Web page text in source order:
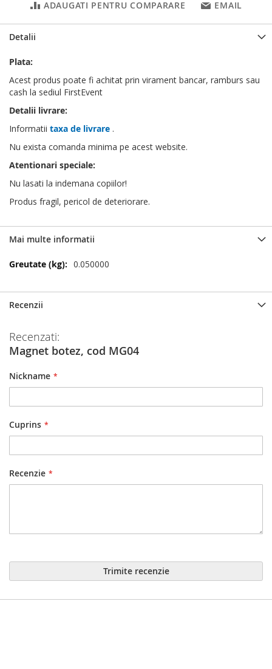
ADAUGATI PENTRU COMPARARE EMAIL
Detalii
Plata:
Acest produs poate fi achitat prin virament bancar, ramburs sau
cash la sediul FirstEvent
Detalii livrare:
Informatii taxa de livrare .
Nu exista comanda minima pe acest website.
Atentionari speciale:
Nu lasati la indemana copiilor!
Produs fragil, pericol de deteriorare.
Mai multe informatii
Mai
0.050000
Recenzii
Recenzati:
Magnet botez, cod MG04
Nickname
Cuprins
Recenzie
Trimite recenzie